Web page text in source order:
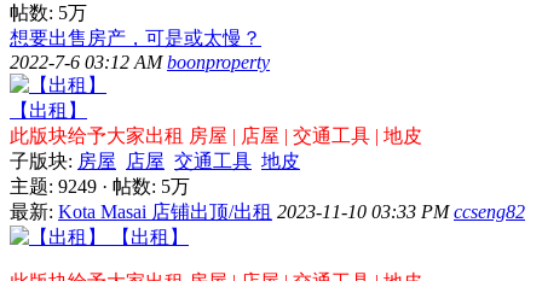
帖数: 5万
想要出售房产，可是或太慢？
2022-7-6 03:12 AMboonproperty
【出租】
此版块给予大家出租 房屋 | 店屋 | 交通工具 | 地皮
子版块: 房屋 店屋 交通工具 地皮
主题: 9249 · 帖数: 5万
最新: Kota Masai 店铺出顶/出租 2023-11-10 03:33 PMccseng82
【出租】